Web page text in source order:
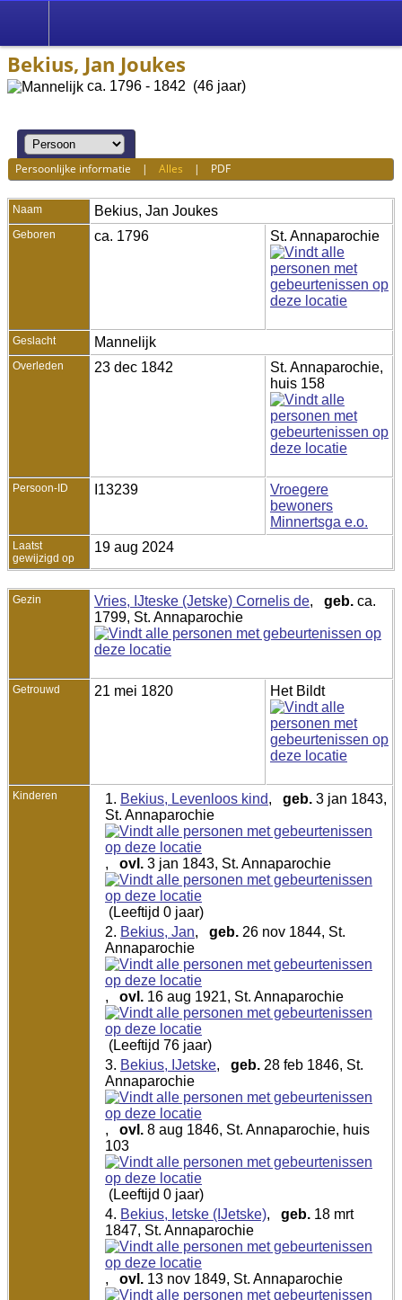
Bekius, Jan Joukes
ca. 1796 - 1842 (46 jaar)
Persoonlijke informatie |Alles | PDF
Naam Bekius, Jan Joukes
Geboren ca. 1796 St. Annaparochie
Geslacht Mannelijk
Overleden 23 dec 1842
St. Annaparochie,
huis 158
Persoon-ID I13239
Vroegere
bewoners
Minnertsga e.o.
Laatst
gewijzigd op
19 aug 2024
Gezin Vries, IJteske (Jetske) Cornelis de, geb. ca.
1799, St. Annaparochie
Getrouwd 21 mei 1820 Het Bildt
Kinderen 1. Bekius, Levenloos kind, geb. 3 jan 1843,
St. Annaparochie
, ovl. 3 jan 1843, St. Annaparochie
(Leeftijd 0 jaar)
2. Bekius, Jan, geb. 26 nov 1844, St.
Annaparochie
, ovl. 16 aug 1921, St. Annaparochie
(Leeftijd 76 jaar)
3. Bekius, IJetske, geb. 28 feb 1846, St.
Annaparochie
, ovl. 8 aug 1846, St. Annaparochie, huis
103
(Leeftijd 0 jaar)
4. Bekius, Ietske (IJetske), geb. 18 mrt
1847, St. Annaparochie
, ovl. 13 nov 1849, St. Annaparochie